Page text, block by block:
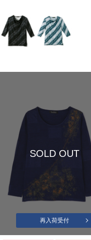
SOLD OUT
再入荷受付